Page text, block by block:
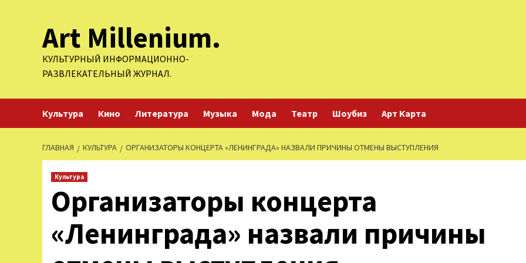
содержимомуArt Millenium.
КУЛЬТУРНЫЙ ИНФОРМАЦИОННО-
РАЗВЛЕКАТЕЛЬНЫЙ ЖУРНАЛ.
Культура Кино Литература Музыка Мода Театр Шоубиз Арт Карта
ГЛАВНАЯ КУЛЬТУРА ОРГАНИЗАТОРЫ КОНЦЕРТА «ЛЕНИНГРАДА» НАЗВАЛИ ПРИЧИНЫ ОТМЕНЫ ВЫСТУПЛЕНИЯ
Культура
Организаторы концерта
«Ленинграда» назвали причины